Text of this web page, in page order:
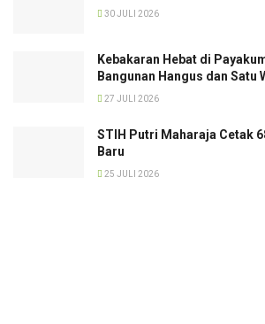
30 JULI 2026
Kebakaran Hebat di
Bangunan Hangus dan Satu
27 JULI 2026
STIH Putri Maharaja Cetak
Baru
25 JULI 2026